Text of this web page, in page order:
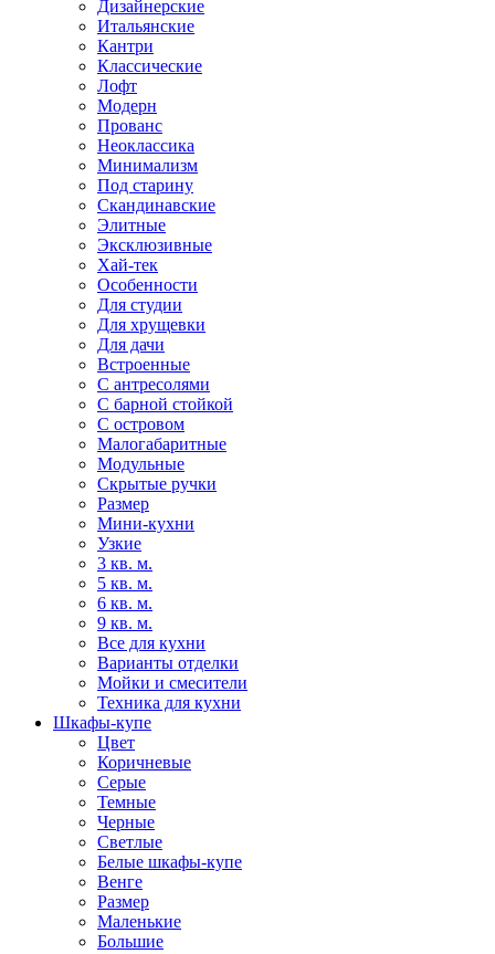
Дизайнерские
Итальянские
Кантри
Классические
Лофт
Модерн
Прованс
Неоклассика
Минимализм
Под старину
Скандинавские
Элитные
Эксклюзивные
Хай-тек
Особенности
Для студии
Для хрущевки
Для дачи
Встроенные
С антресолями
С барной стойкой
С островом
Малогабаритные
Модульные
Скрытые ручки
Размер
Мини-кухни
Узкие
3 кв. м.
5 кв. м.
6 кв. м.
9 кв. м.
Все для кухни
Варианты отделки
Мойки и смесители
Техника для кухни
Шкафы-купе
Цвет
Коричневые
Серые
Темные
Черные
Светлые
Белые шкафы-купе
Венге
Размер
Маленькие
Большие